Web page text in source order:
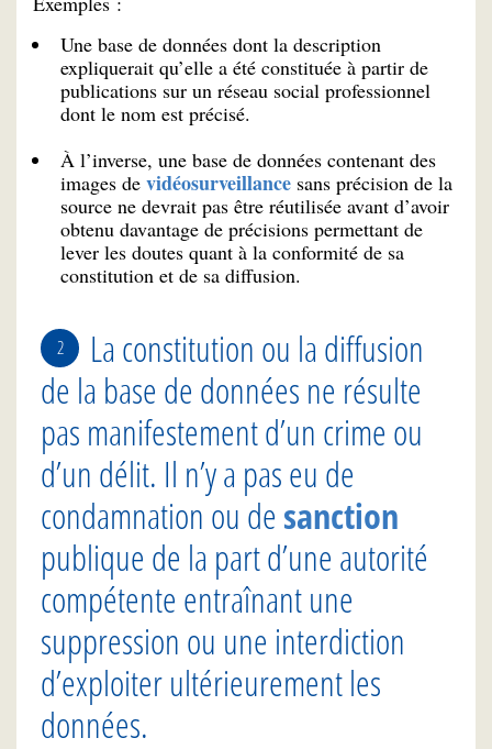
Une base de données dont la description
expliquerait qu’elle a été constituée à partir de
publications sur un réseau social professionnel
dont le nom est précisé.
À l’inverse, une base de données contenant des
images de vidéosurveillance sans précision de la
source ne devrait pas être réutilisée avant d’avoir
obtenu davantage de précisions permettant de
lever les doutes quant à la conformité de sa
constitution et de sa diffusion.
La constitution ou la diffusion
de la base de données ne résulte
pas manifestement d’un crime ou
d’un délit. Il n’y a pas eu de
condamnation ou de sanction
publique de la part d’une autorité
compétente entraînant une
suppression ou une interdiction
d’exploiter ultérieurement les
données.